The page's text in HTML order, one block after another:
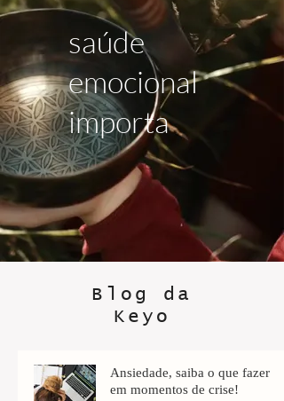
saúde
emocional
importa
Blog da
Keyo
Ansiedade, saiba o que fazer
em momentos de crise!